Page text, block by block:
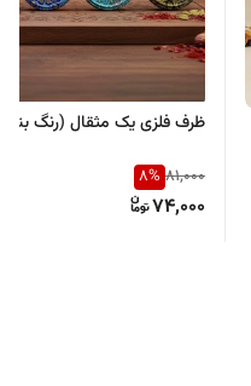
ظرف فلزی یک مثقال (رنگ
81,000
8%
74,000